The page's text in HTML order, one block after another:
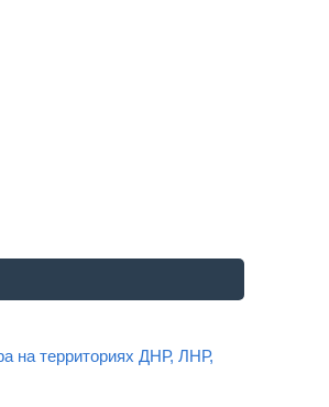
на территориях ДНР, ЛНР,